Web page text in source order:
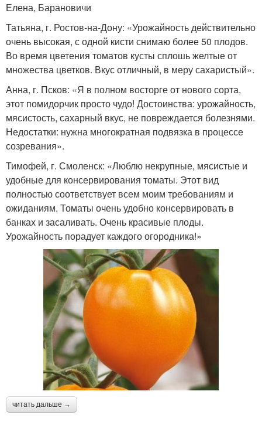
Елена, Барановичи
Татьяна, г. Ростов-на-Дону: «Урожайность действительно
очень высокая, с одной кисти снимаю более 50 плодов.
Во время цветения томатов кусты сплошь желтые от
множества цветков. Вкус отличный, в меру сахаристый».
Анна, г. Псков: «Я в полном восторге от нового сорта,
этот помидорчик просто чудо! Достоинства: урожайность,
мясистость, сахарный вкус, не повреждается болезнями.
Недостатки: нужна многократная подвязка в процессе
созревания».
Тимофей, г. Смоленск: «Люблю некрупные, мясистые и
удобные для консервирования томаты. Этот вид
полностью соответствует всем моим требованиям и
ожиданиям. Томаты очень удобно консервировать в
банках и засаливать. Очень красивые плоды.
Урожайность порадует каждого огородника!»
читать дальше →